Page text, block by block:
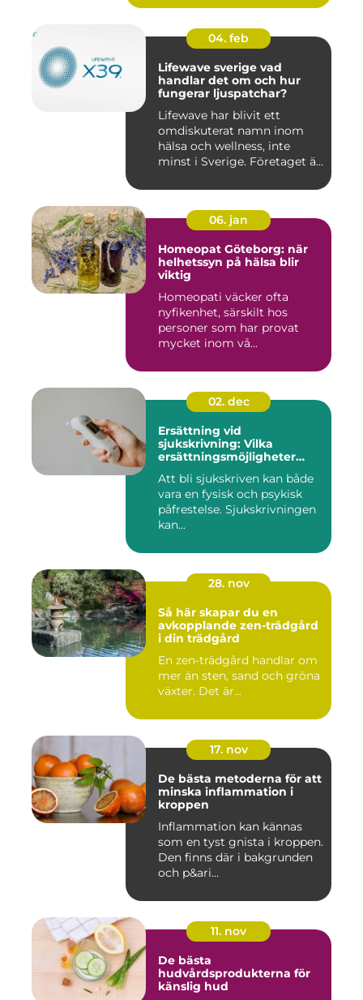
04. feb
Lifewave sverige vad
handlar det om och hur
fungerar ljuspatchar?
Lifewave har blivit ett
omdiskuterat namn inom
hälsa och wellness, inte
minst i Sverige. Företaget ä...
06. jan
Homeopat Göteborg: när
helhetssyn på hälsa blir
viktig
Homeopati väcker ofta
nyfikenhet, särskilt hos
personer som har provat
mycket inom vå...
02. dec
Ersättning vid
sjukskrivning: Vilka
ersättningsmöjligheter
Att bli sjukskriven kan både
vara en fysisk och psykisk
påfrestelse. Sjukskrivningen
kan...
28. nov
Så här skapar du en
avkopplande zen-trädgård
i din trädgård
En zen-trädgård handlar om
mer än sten, sand och gröna
växter. Det är...
17. nov
De bästa metoderna för att
minska inflammation i
kroppen
Inflammation kan kännas
som en tyst gnista i kroppen.
Den finns där i bakgrunden
och p&ari...
11. nov
De bästa
hudvårdsprodukterna för
känslig hud